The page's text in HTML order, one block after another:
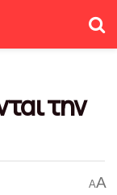
την
AA